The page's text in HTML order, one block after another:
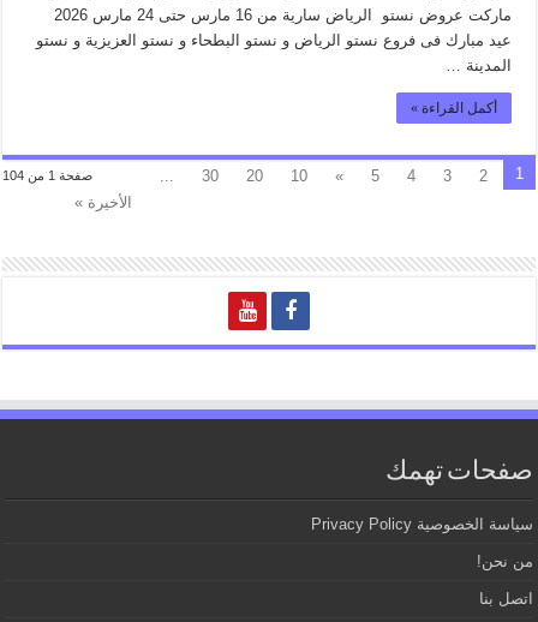
ماركت عروض نستو الرياض سارية من 16 مارس حتى 24 مارس 2026
عيد مبارك فى فروع نستو الرياض و نستو البطحاء و نستو العزيزية و نستو
المدينة …
أكمل القراءة »
صفحة 1 من 104 1
2
3
4
5
»
10
20
30
الأخيرة »
صفحات تهمك
سياسة الخصوصية Privacy Policy
من نحن!
اتصل بنا